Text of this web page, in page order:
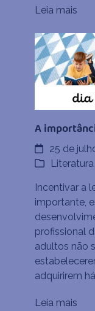
Leia mais
A
25 de
Literatura
Incentivar a
importante,
profissional
adultos não
adquirirem
Leia mais